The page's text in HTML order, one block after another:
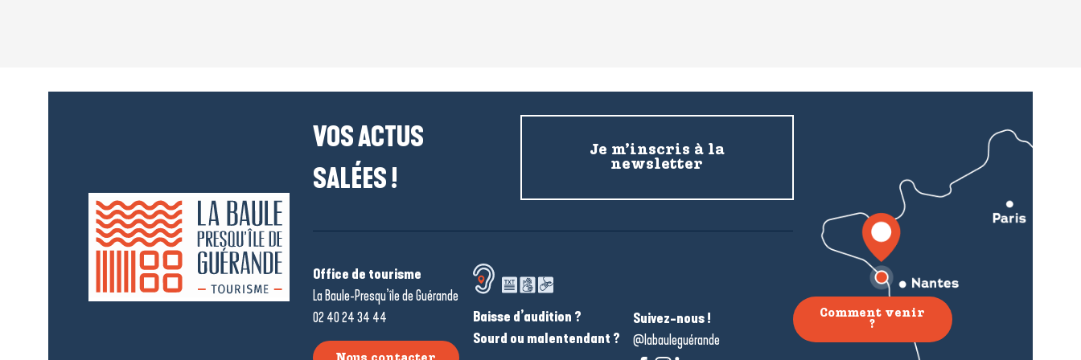
VOS ACTUS
SALÉES !
Je m’inscris à la
newsletter
Office de tourisme
La Baule-Presqu’île de Guérande
02 40 24 34 44
Baisse d’audition ?
Sourd ou malentendant ?
Suivez-nous !
@labauleguérande
Comment venir
?